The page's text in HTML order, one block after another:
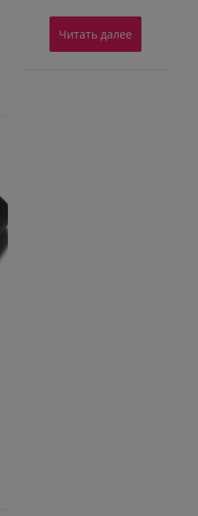
0
5
Читать далее